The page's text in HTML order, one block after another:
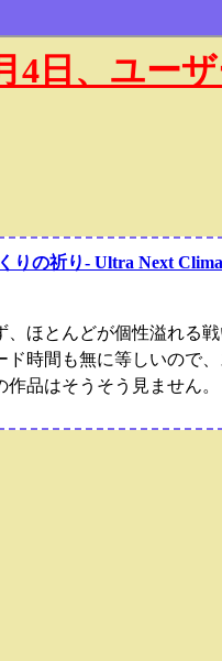
4日、ユー
りの祈り- Ultra Next
ほとんどが個性溢れる戦
時間も無に等しいので
品はそうそう見ません。